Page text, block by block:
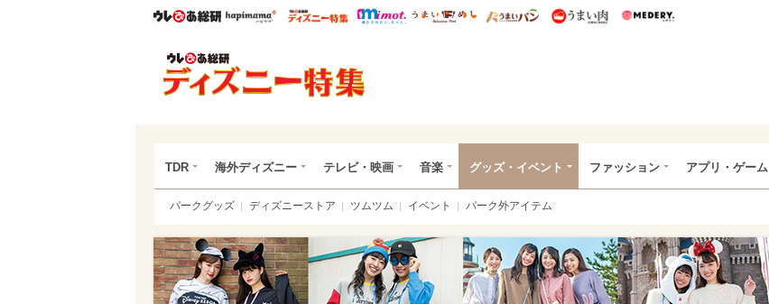
ウレぴあ総研ハピママ* ウレぴあ総研 ディズニー特集
mimot. うまいめし うまいパン うまい肉
TDR 海外ディズニー テレビ・映画 音楽 グッズ・イベント ファッション アプリ・ゲーム
パークグッズ ディズニーストア ツムツム イベント パーク外アイテム